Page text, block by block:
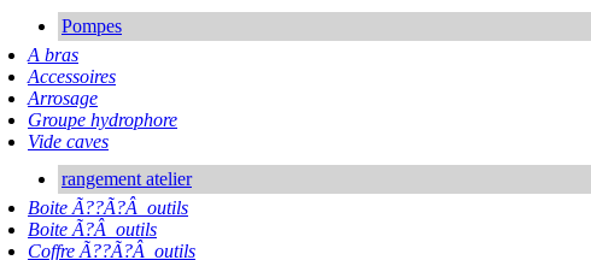
Pompes
A bras
Accessoires
Arrosage
Groupe hydrophore
Vide caves
rangement atelier
Boite Ã??Ã?Â outils
Boite Ã?Â outils
Coffre Ã??Ã?Â outils